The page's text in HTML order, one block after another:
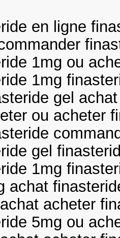
en ligne
1mg ou
1mg
gel
ou acheter
gel
1mg
achat
acheter
5mg ou